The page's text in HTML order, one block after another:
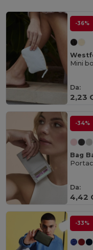
-36%
Mini
Da:
2,23
-34%
Bag
Da:
4,42
-33%